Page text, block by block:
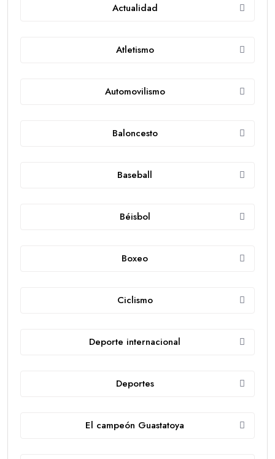
Actualidad
Atletismo
Automovilismo
Baloncesto
Baseball
Béisbol
Boxeo
Ciclismo
Deporte internacional
Deportes
El campeón Guastatoya